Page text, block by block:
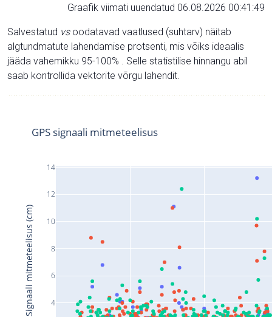
Graafik viimati uuendatud 06.08.2026 00:41:49
Salvestatud vsoodatavad vaatlused (suhtarv) näitab
algtundmatute lahendamise protsenti, mis võiks ideaalis
jääda vahemikku 95-100% . Selle statistilise hinnangu abil
saab kontrollida vektorite võrgu lahendit.
4
6
8
10
12
14
GPS signaali mitmeteelisus
Signaali mitmeteelisus (cm)